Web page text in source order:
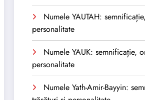
Numele YAUTAH:
personalitate
Numele YAUK: semnificație,
personalitate
Numele Yath-Amir-Bayyin: